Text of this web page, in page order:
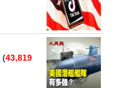
(43,819